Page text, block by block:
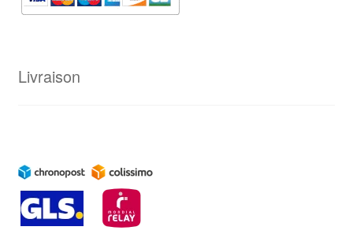
Livraison